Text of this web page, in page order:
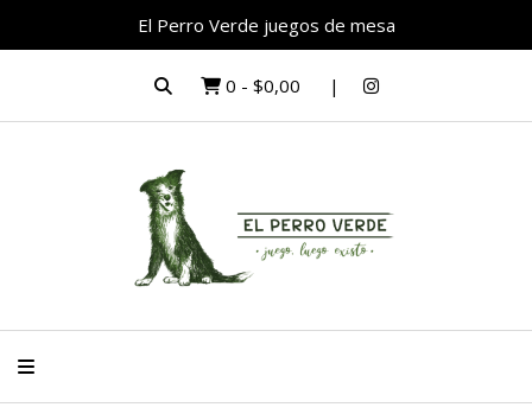
El Perro Verde juegos de mesa
0 - $0,00